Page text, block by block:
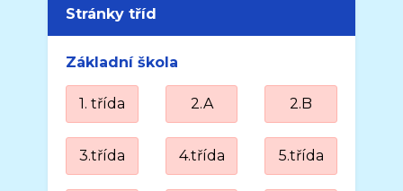
Stránky tříd
Základní škola
1. třída 2.A 2.B
3.třída 4.třída 5.třída